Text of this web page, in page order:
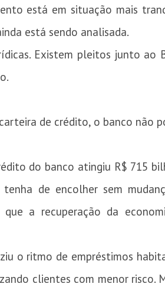
está em situação mais
está sendo analisada.
Existem pleitos junto ao
de crédito, o banco não
do banco atingiu R$ 715
de encolher sem
a recuperação da
o ritmo de empréstimos
clientes com menor risco.